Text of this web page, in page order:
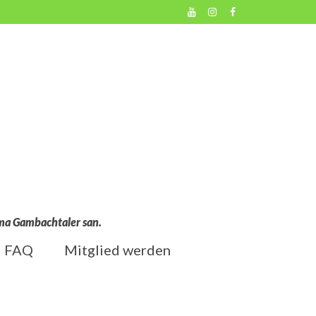
Gambachtaler san.
FAQ Mitglied werden